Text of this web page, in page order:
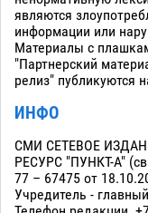
являются
информации или
Материалы с
"Партнерский
релиз" публикуются
ИНФО
СМИ СЕТЕВОЕ
РЕСУРС "ПУНКТ-А"
77 – 67475 от
Учредитель -